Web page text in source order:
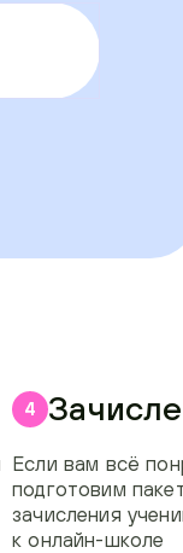
4
Если вам всё
подготовим
зачисления
к онлайн-школе